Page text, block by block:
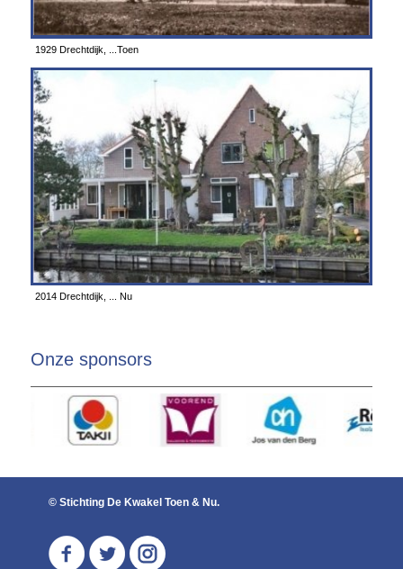
1929 Drechtdijk, ...Toen
2014 Drechtdijk, ... Nu
Onze sponsors
© Stichting De Kwakel Toen & Nu.